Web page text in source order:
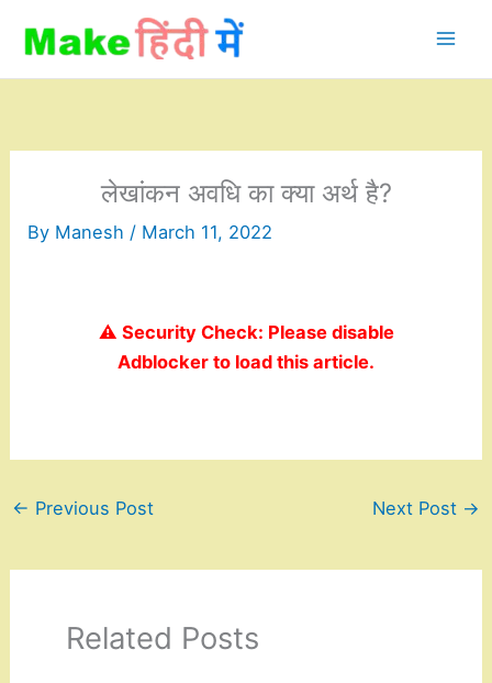
content
लेखांकन अवधि का क्या अर्थ है?
By Manesh / March 11, 2022
⚠️ Security Check: Please disable
Adblocker to load this article.
← Previous Post Next Post →
Related Posts